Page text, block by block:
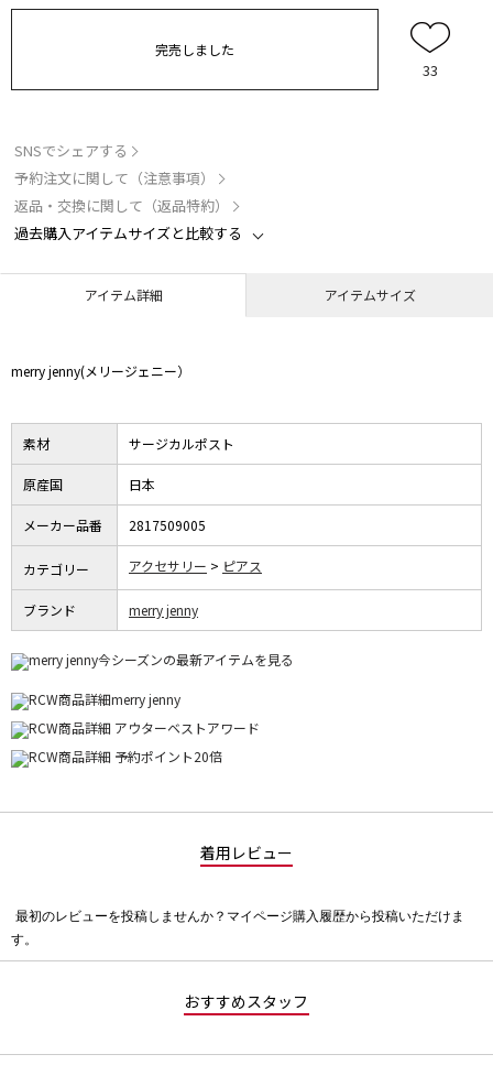
完売しました
33
SNSでシェアする
予約注文に関して（注意事項）
返品・交換に関して（返品特約）
過去購入アイテムサイズと比較する
アイテム詳細 アイテムサイズ
merry jenny(メリージェニー）
素材 サージカルポスト
原産国 日本
メーカー品番 2817509005
カテゴリー アクセサリー ピアス
ブランド merry jenny
着用レビュー
価
最初のレビューを投稿しませんか？マイページ購入履歴から投稿いただけま
す。
おすすめスタッフ